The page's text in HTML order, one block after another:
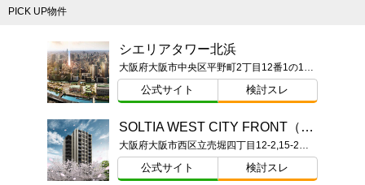
PICK UP物件
シエリアタワー北浜
大阪府大阪市中央区平野町2丁目12番1の1の一部（地番）
公式サイト 検討スレ
SOLTIA WEST CITY FRONT（ソルティア ウエストシティ フロント）
大阪府大阪市西区立売堀四丁目12-2,15-2（地番）
公式サイト 検討スレ